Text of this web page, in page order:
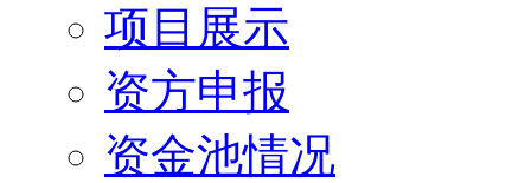
项目展示
资方申报
资金池情况